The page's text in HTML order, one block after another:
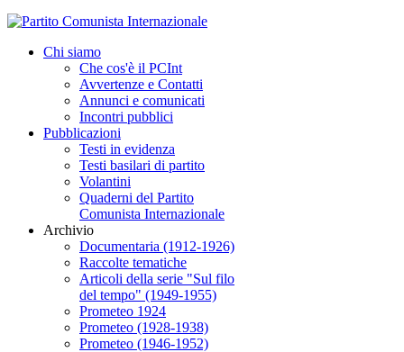
Chi siamo
Che cos'è il PCInt
Avvertenze e Contatti
Annunci e comunicati
Incontri pubblici
Pubblicazioni
Testi in evidenza
Testi basilari di partito
Volantini
Quaderni del Partito
Comunista Internazionale
Archivio
Documentaria (1912-1926)
Raccolte tematiche
Articoli della serie "Sul filo
del tempo" (1949-1955)
Prometeo 1924
Prometeo (1928-1938)
Prometeo (1946-1952)